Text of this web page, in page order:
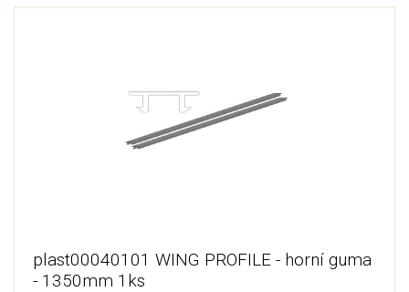
plast00040101 WING PROFILE - horní guma
- 1350mm 1ks